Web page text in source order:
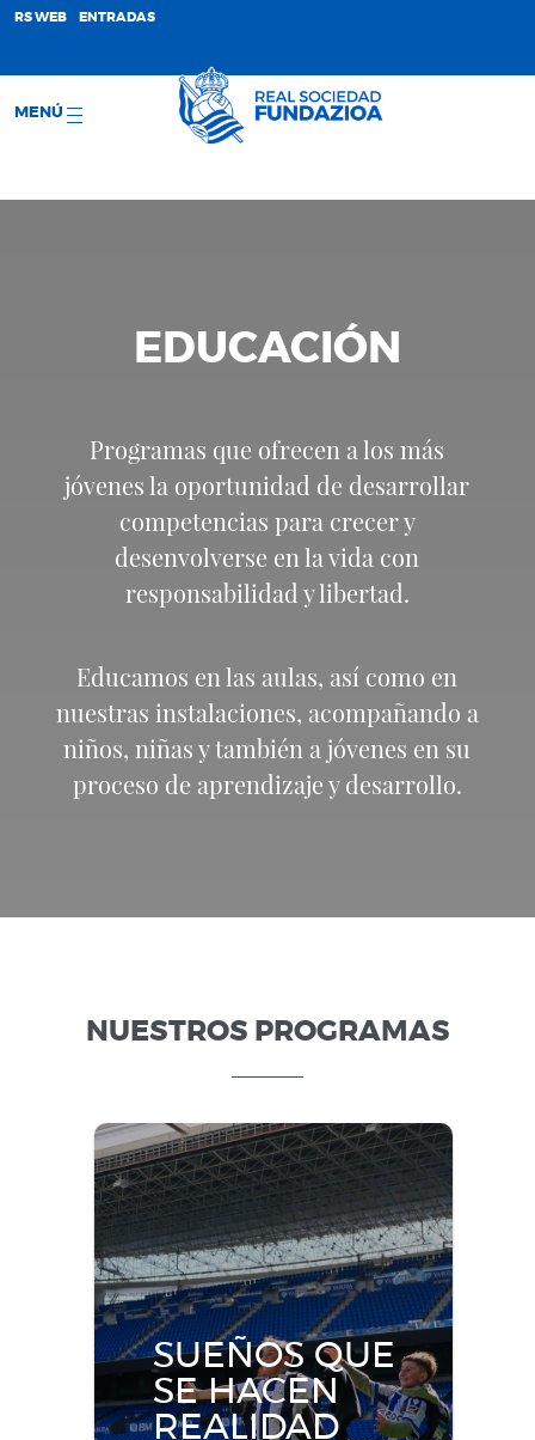
RS WEB ENTRADAS
MENÚ
EDUCACIÓN
Programas que ofrecen a los más
jóvenes la oportunidad de desarrollar
competencias para crecer y
desenvolverse en la vida con
responsabilidad y libertad.
Educamos en las aulas, así como en
nuestras instalaciones, acompañando a
niños, niñas y también a jóvenes en su
proceso de aprendizaje y desarrollo.
NUESTROS PROGRAMAS
SUEÑOS QUE
SE HACEN
REALIDAD